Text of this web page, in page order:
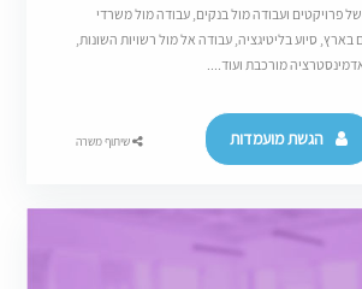
של פרויקטים ועבודה מול בנקים, עבודה מול משרדי
בארץ, סיוע בליטיגציה, עבודה אל מול רשויות השונות,
מורכבת ועוד....
הגשת מועמדות שיתוף משרה